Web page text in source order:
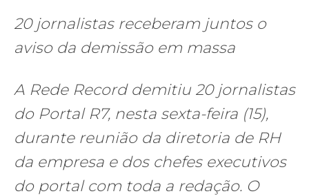
20 jornalistas receberam juntos o
aviso da demissão em massa
A Rede Record demitiu 20 jornalistas
do Portal R7, nesta sexta-feira (15),
durante reunião da diretoria de RH
da empresa e dos chefes executivos
do portal com toda a redação. O